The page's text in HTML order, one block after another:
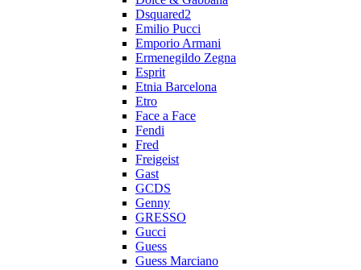
Dsquared2
Emilio Pucci
Emporio Armani
Ermenegildo Zegna
Esprit
Etnia Barcelona
Etro
Face a Face
Fendi
Fred
Freigeist
Gast
GCDS
Genny
GRESSO
Gucci
Guess
Guess Marciano